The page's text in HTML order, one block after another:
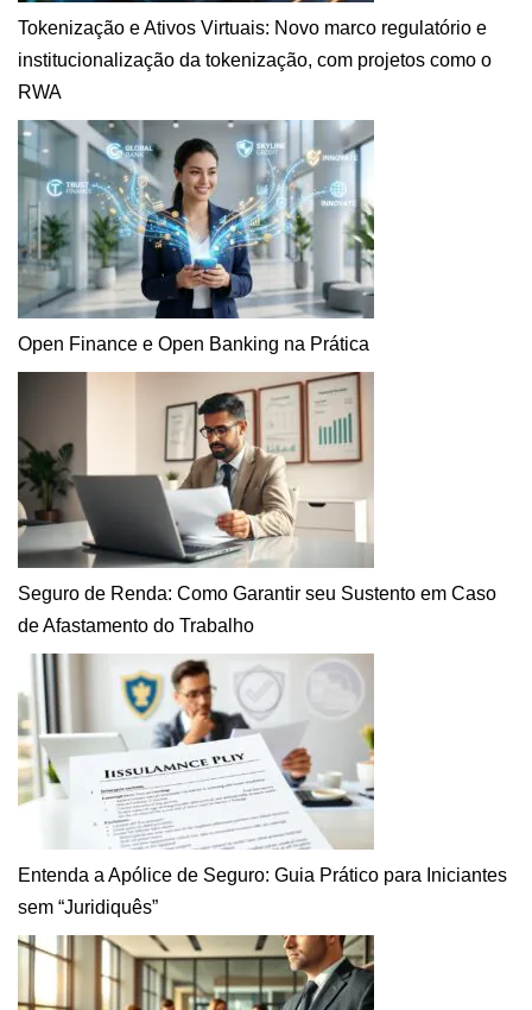
Tokenização e Ativos Virtuais: Novo marco regulatório e
institucionalização da tokenização, com projetos como o
RWA
Open Finance e Open Banking na Prática
Seguro de Renda: Como Garantir seu Sustento em Caso
de Afastamento do Trabalho
Entenda a Apólice de Seguro: Guia Prático para Iniciantes
sem “Juridiquês”